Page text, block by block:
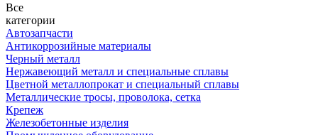
Все
категории
Автозапчасти
Антикоррозийные материалы
Черный металл
Нержавеющий металл и специальные сплавы
Цветной металлопрокат и специальный сплавы
Металлические тросы, проволока, сетка
Крепеж
Железобетонные изделия